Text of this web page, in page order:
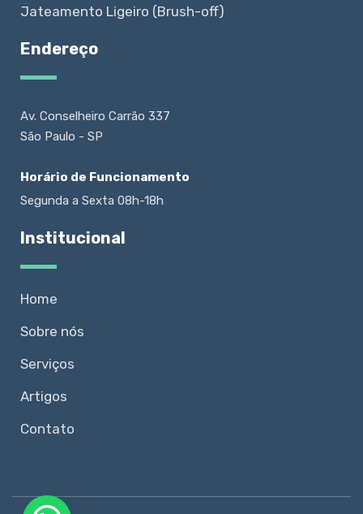
Jateamento Ligeiro (Brush-off)
Endereço
Av. Conselheiro Carrão 337
São Paulo - SP
Horário de Funcionamento
Segunda a Sexta 08h-18h
Institucional
Home
Sobre nós
Serviços
Artigos
Contato